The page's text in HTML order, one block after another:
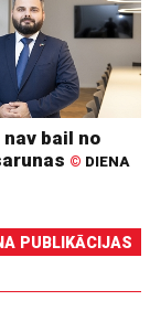
bail no
© DIENA
PUBLIKĀCIJAS